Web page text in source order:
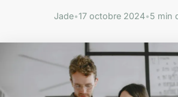
Jade•17 octobre 2024•5 min